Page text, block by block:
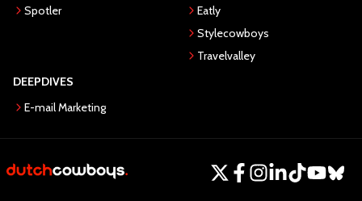
Spotler
Eatly
Stylecowboys
Travelvalley
DEEPDIVES
E-mail Marketing